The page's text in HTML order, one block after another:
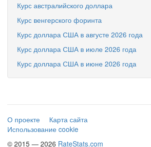
Курс австралийского доллара
Курс венгерского форинта
Курс доллара США в августе 2026 года
Курс доллара США в июле 2026 года
Курс доллара США в июне 2026 года
О проекте
Карта сайта
Использование cookie
© 2015 — 2026 RateStats.com